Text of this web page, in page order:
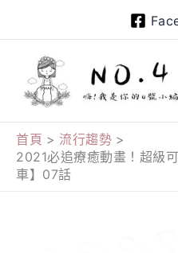
至
首頁
流行趨勢
2021必追療癒動畫！超級
車】07話